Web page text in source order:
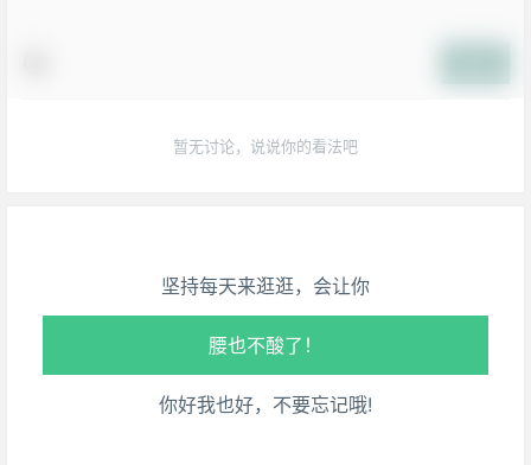
暂无讨论，说说你的看法吧
坚持每天来逛逛，会让你
腿也不痛了！
腰也不酸了！
工作也轻松了！
你好我也好，不要忘记哦!